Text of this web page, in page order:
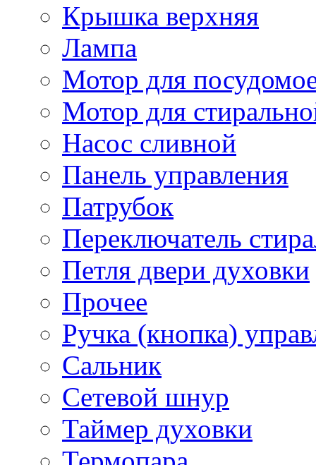
Крышка верхняя
Лампа
Мотор для
Мотор для
Насос сливной
Панель управления
Патрубок
Переключатель
Петля двери духовки
Прочее
Ручка (кнопка)
Сальник
Сетевой шнур
Таймер духовки